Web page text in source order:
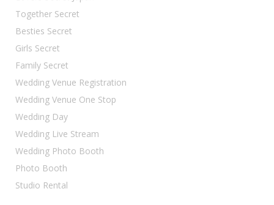
Together Secret
Besties Secret
Girls Secret
Family Secret
Wedding Venue Registration
Wedding Venue One Stop
Wedding Day
Wedding Live Stream
Wedding Photo Booth
Photo Booth
Studio Rental